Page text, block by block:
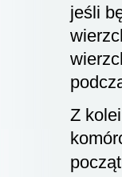
jeśli
Z